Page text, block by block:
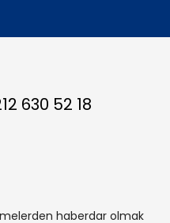
630 52 18
haberdar olmak